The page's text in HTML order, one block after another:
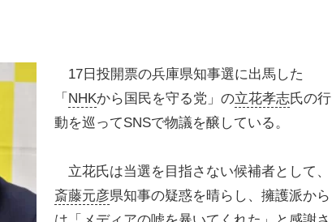
17日投開票の兵庫県知事選に出馬した
「 NHKから国民を守る党」の立花孝志氏の行
動を巡ってSNSで物議を醸している。
立花氏は当選を目指さない候補者として、
斎藤元彦県知事の疑惑を晴らし、擁護派から